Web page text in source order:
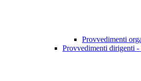
Provvedimenti
Provvedimenti dirigenti -